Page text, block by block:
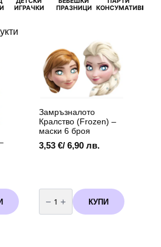
ИГРАЧКИ
ПРАЗНИЦИ
КОНСУМАТИВИ
Замръзналото
Кралство (Frozen) –
маски 6 броя
3,53 €/ 6,90 лв.
количество
за
Замръзналото
Кралство
КУПИ